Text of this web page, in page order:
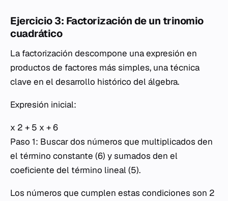
Ejercicio 3: Factorización de un trinomio
cuadrático
La factorización descompone una expresión en
productos de factores más simples, una técnica
clave en el desarrollo histórico del álgebra.
Expresión inicial:
x 2 + 5 x + 6
Paso 1: Buscar dos números que multiplicados den
el término constante (6) y sumados den el
coeficiente del término lineal (5).
Los números que cumplen estas condiciones son 2